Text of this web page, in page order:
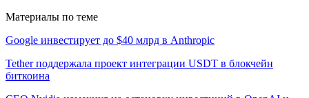
Материалы по теме
Google инвестирует до $40 млрд в Anthropic
Tether поддержала проект интеграции USDT в блокчейн
биткоина